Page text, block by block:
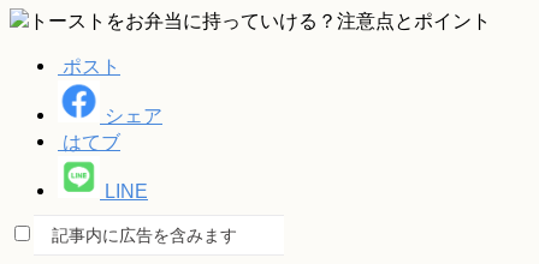
ポスト
シェア
はてブ
LINE
記事内に広告を含みます